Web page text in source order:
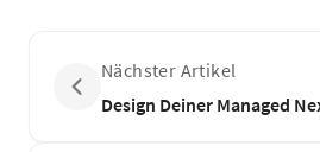
Nächster Artikel
Design Deiner Managed